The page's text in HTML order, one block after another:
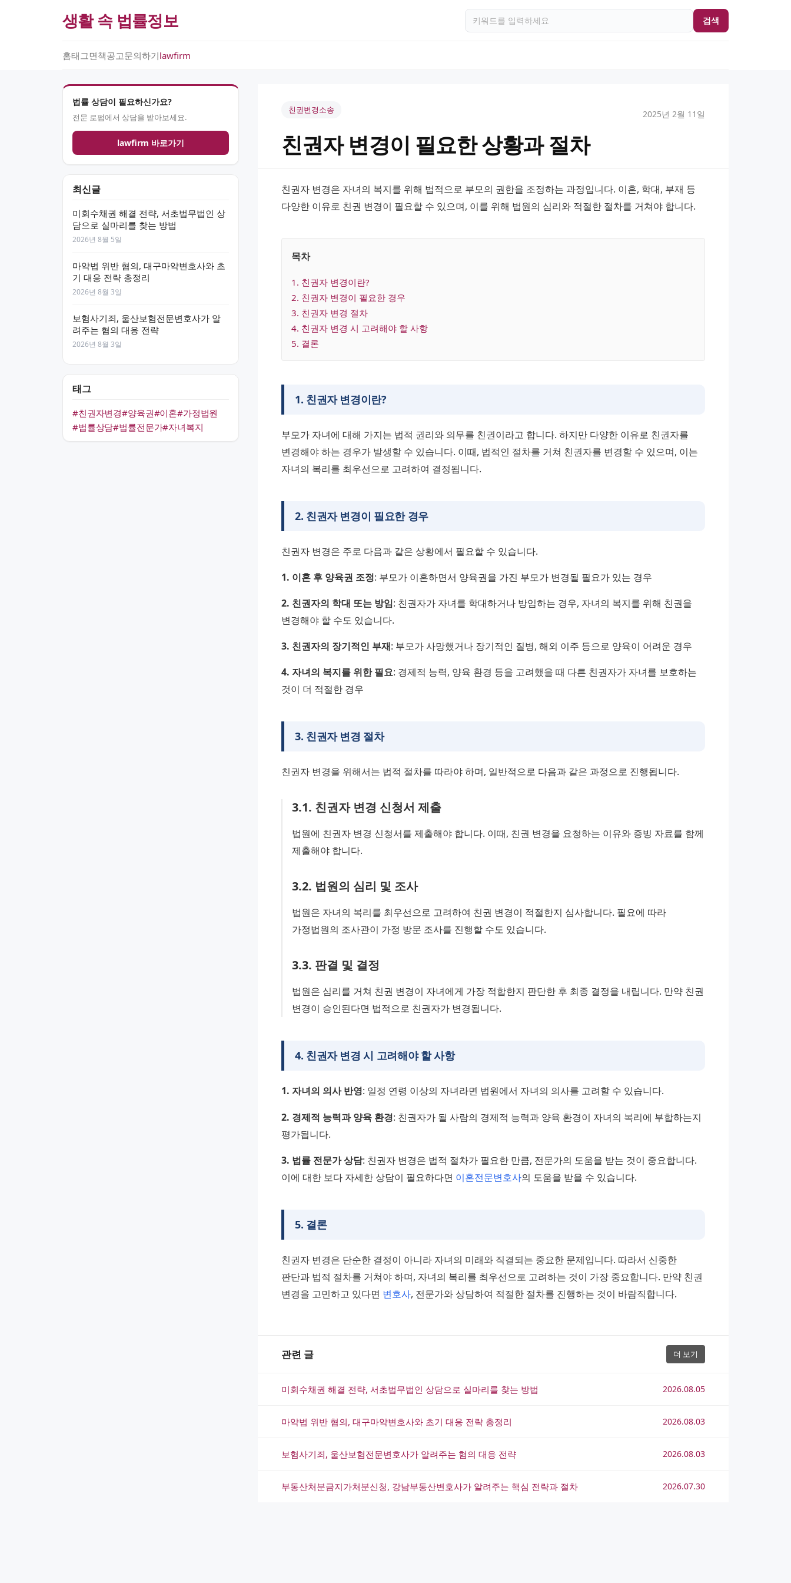
생활 속 법률정보 검색
홈태그면책공고문의하기lawfirm
법률 상담이 필요하신가요?
전문 로펌에서 상담을 받아보세요.
lawfirm 바로가기
최신글
미회수채권 해결 전략, 서초법무법인 상
담으로 실마리를 찾는 방법
2026년 8월 5일
마약법 위반 혐의, 대구마약변호사와 초
기 대응 전략 총정리
2026년 8월 3일
보험사기죄, 울산보험전문변호사가 알
려주는 혐의 대응 전략
2026년 8월 3일
태그
#친권자변경#양육권#이혼#가정법원
#법률상담#법률전문가#자녀복지
친권변경소송 2025년 2월 11일
친권자 변경이 필요한 상황과 절차
친권자 변경은 자녀의 복지를 위해 법적으로 부모의 권한을 조정하는 과정입니다. 이혼, 학대, 부재 등
다양한 이유로 친권 변경이 필요할 수 있으며, 이를 위해 법원의 심리와 적절한 절차를 거쳐야 합니다.
목차
1 . 친권자 변경이란?
2. 친권자 변경이 필요한 경우
3. 친권자 변경 절차
4. 친권자 변경 시 고려해야 할 사항
5. 결론
1. 친권자 변경이란?
부모가 자녀에 대해 가지는 법적 권리와 의무를 친권이라고 합니다. 하지만 다양한 이유로 친권자를
변경해야 하는 경우가 발생할 수 있습니다. 이때, 법적인 절차를 거쳐 친권자를 변경할 수 있으며, 이는
자녀의 복리를 최우선으로 고려하여 결정됩니다.
2. 친권자 변경이 필요한 경우
친권자 변경은 주로 다음과 같은 상황에서 필요할 수 있습니다.
1. 이혼 후 양육권 조정: 부모가 이혼하면서 양육권을 가진 부모가 변경될 필요가 있는 경우
2. 친권자의 학대 또는 방임: 친권자가 자녀를 학대하거나 방임하는 경우, 자녀의 복지를 위해 친권을
변경해야 할 수도 있습니다.
3. 친권자의 장기적인 부재: 부모가 사망했거나 장기적인 질병, 해외 이주 등으로 양육이 어려운 경우
4. 자녀의 복지를 위한 필요: 경제적 능력, 양육 환경 등을 고려했을 때 다른 친권자가 자녀를 보호하는
것이 더 적절한 경우
3. 친권자 변경 절차
친권자 변경을 위해서는 법적 절차를 따라야 하며, 일반적으로 다음과 같은 과정으로 진행됩니다.
3.1. 친권자 변경 신청서 제출
법원에 친권자 변경 신청서를 제출해야 합니다. 이때, 친권 변경을 요청하는 이유와 증빙 자료를 함께
제출해야 합니다.
3.2. 법원의 심리 및 조사
법원은 자녀의 복리를 최우선으로 고려하여 친권 변경이 적절한지 심사합니다. 필요에 따라
가정법원의 조사관이 가정 방문 조사를 진행할 수도 있습니다.
3.3. 판결 및 결정
법원은 심리를 거쳐 친권 변경이 자녀에게 가장 적합한지 판단한 후 최종 결정을 내립니다. 만약 친권
변경이 승인된다면 법적으로 친권자가 변경됩니다.
4. 친권자 변경 시 고려해야 할 사항
1. 자녀의 의사 반영: 일정 연령 이상의 자녀라면 법원에서 자녀의 의사를 고려할 수 있습니다.
2. 경제적 능력과 양육 환경: 친권자가 될 사람의 경제적 능력과 양육 환경이 자녀의 복리에 부합하는지
평가됩니다.
3. 법률 전문가 상담: 친권자 변경은 법적 절차가 필요한 만큼, 전문가의 도움을 받는 것이 중요합니다.
이에 대한 보다 자세한 상담이 필요하다면 이혼전문변호사의 도움을 받을 수 있습니다.
5. 결론
친권자 변경은 단순한 결정이 아니라 자녀의 미래와 직결되는 중요한 문제입니다. 따라서 신중한
판단과 법적 절차를 거쳐야 하며, 자녀의 복리를 최우선으로 고려하는 것이 가장 중요합니다. 만약 친권
변경을 고민하고 있다면 변호사, 전문가와 상담하여 적절한 절차를 진행하는 것이 바람직합니다.
관련 글 더 보기
미회수채권 해결 전략, 서초법무법인 상담으로 실마리를 찾는 방법 2026.08.05
마약법 위반 혐의, 대구마약변호사와 초기 대응 전략 총정리 2026.08.03
보험사기죄, 울산보험전문변호사가 알려주는 혐의 대응 전략 2026.08.03
부동산처분금지가처분신청, 강남부동산변호사가 알려주는 핵심 전략과 절차 2026.07.30